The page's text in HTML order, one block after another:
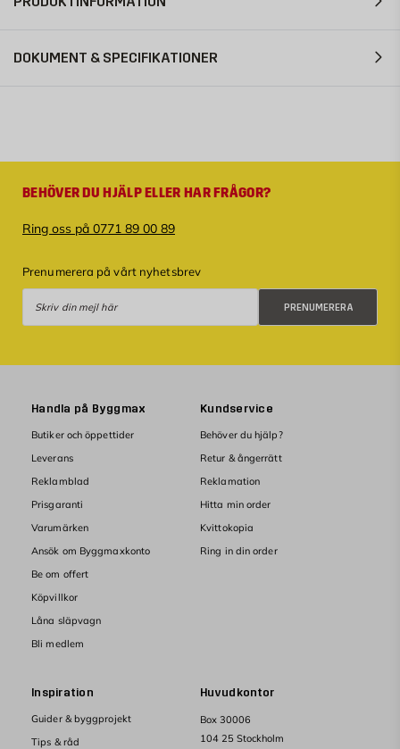
DOKUMENT & SPECIFIKATIONER
BEHÖVER DU HJÄLP ELLER HAR FRÅGOR?
Ring oss på 0771 89 00 89
Prenumerera på vårt nyhetsbrev
PRENUMERERA
Huvudkontor
Box 30006
104 25 Stockholm
Handla på Byggmax
Butiker och öppettider
Leverans
Reklamblad
Prisgaranti
Varumärken
Ansök om Byggmaxkonto
Be om offert
Köpvillkor
Låna släpvagn
Bli medlem
Kundservice
Behöver du hjälp?
Retur & ångerrätt
Reklamation
Hitta min order
Kvittokopia
Ring in din order
Inspiration
Guider & byggprojekt
Tips & råd